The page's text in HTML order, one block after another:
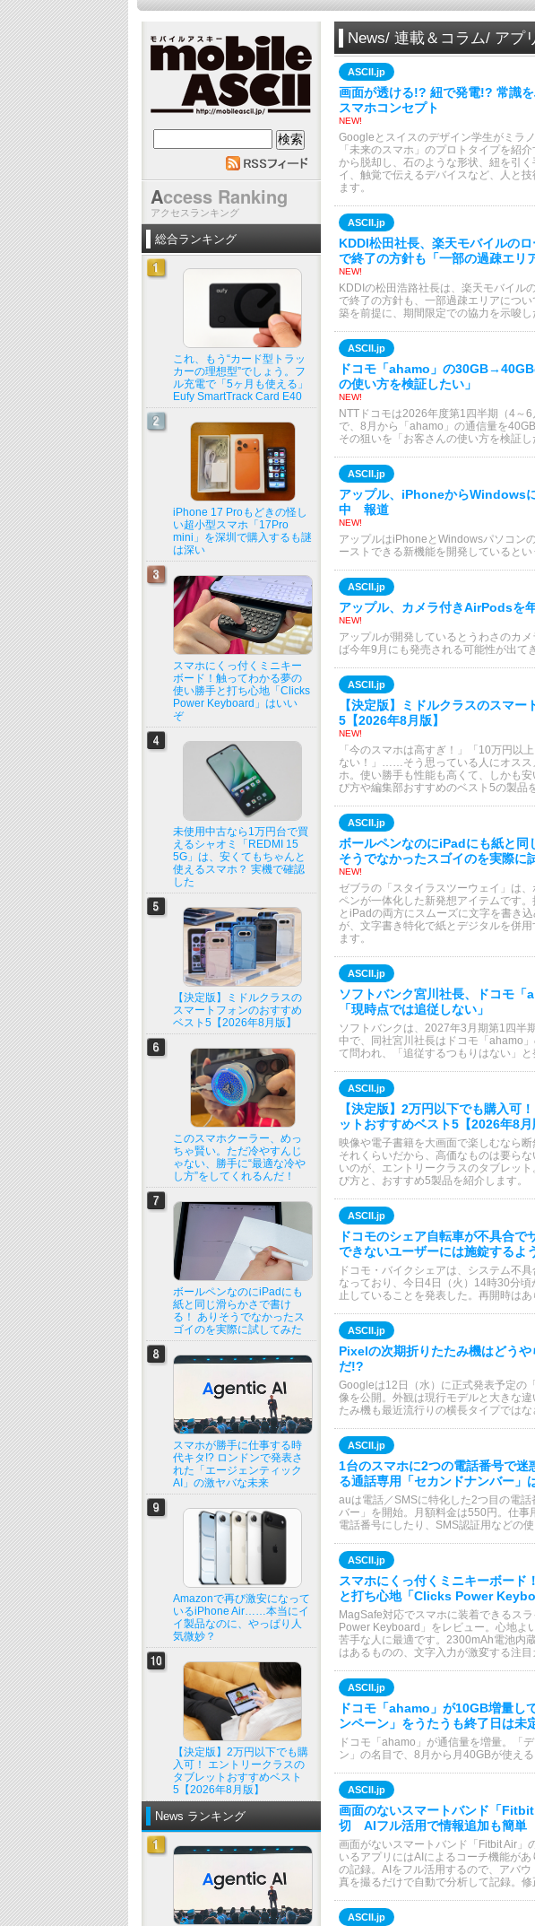
News/ 連載＆コラム/ アプ
ASCII.jp
画面が透ける!? 紐で発電!? 常識
スマホコンセプト
NEW!
Googleとスイスのデザイン学生がミラ
「未来のスマホ」のプロトタイプを紹
から脱却し、石のような形状、紐を引
イ、触覚で伝えるデバイスなど、人と
ます。
ASCII.jp
KDDI松田社長、楽天モバイルの
で終了の方針も「一部の過疎エリ
NEW!
KDDIの松田浩路社長は、楽天モバイル
で終了の方針も、一部過疎エリアにつ
築を前提に、期間限定での協力を示唆し
ASCII.jp
ドコモ「ahamo」の
の使い方を検証したい」
NEW!
NTTドコモは2026年度第1四半期（4～
で、8月から「ahamo」の通信量を
その狙いを「お客さんの使い方を検証し
ASCII.jp
アップル、iPhoneからWindows
中 報道
NEW!
アップルはiPhoneとWindowsパソコン
ーストできる新機能を開発しているとい
ASCII.jp
アップル、カメラ付きAirPodsを
NEW!
アップルが開発しているとうわさのカ
ば今年9月にも発売される可能性が出て
ASCII.jp
【決定版】ミドルクラスのスマー
5【2026年8月版】
NEW!
「今のスマホは高すぎ！」「10万円以
ない！」……そう思っている人にオスス
ホ。使い勝手も性能も高くて、しかも
び方や編集部おすすめのベスト5の製品
ASCII.jp
ボールペンなのにiPadにも紙と同
そうでなかったスゴイのを実際に
NEW!
ゼブラの「スタイラスツーウェイ」は
ペンが一体化した新発想アイテムです
とiPadの両方にスムーズに文字を書き
が、文字書き特化で紙とデジタルを併
ます。
ASCII.jp
ソフトバンク宮川社長、ドコモ「
「現時点では追従しない」
ソフトバンクは、2027年3月期第1四半
中で、同社宮川社長はドコモ「ahamo
て問われ、「追従するつもりはない」と
ASCII.jp
【決定版】2万円以下でも購入可
ットおすすめベスト5【2026年8月
映像や電子書籍を大画面で楽しむなら
それくらいだから、高価なものは要ら
いのが、エントリークラスのタブレッ
び方と、おすすめ5製品を紹介します。
ASCII.jp
ドコモのシェア自転車が不具合
できないユーザーには施錠する
ドコモ・バイクシェアは、システム不
なっており、今日4日（火）14時30分
止していることを発表した。再開時はあ
ASCII.jp
Pixelの次期折りたたみ機はどうや
だ!?
Googleは12日（水）に正式発表予定の
像を公開。外観は現行モデルと大きな
たみ機も最近流行りの横長タイプではな
ASCII.jp
1台のスマホに2つの電話番号で
る通話専用「セカンドナンバー」
auは電話／SMSに特化した2つ目の電
バー」を開始。月額料金は550円。仕事
電話番号にしたり、SMS認証用などの使
ASCII.jp
スマホにくっ付くミニキーボード
と打ち心地「Clicks Power
MagSafe対応でスマホに装着できるス
Power Keyboard」をレビュー。心地よ
苦手な人に最適です。2300mAh電池内
はあるものの、文字入力が激変する注目
ASCII.jp
ドコモ「ahamo」が10GB増量し
ンペーン」をうたうも終了日は未
ドコモ「ahamo」が通信量を増量。「
ン」の名目で、8月から月40GBが使える
ASCII.jp
画面のないスマートバンド「
切 AIフル活用で情報追加も簡単
画面がないスマートバンド「Fitbit Air」
いるアプリにはAIによるコーチ機能が
の記録。AIをフル活用するので、アバ
真を撮るだけで自動で分析して記録。修
ASCII.jp
mobile ASCII
Access Ranking
アクセスランキング
総合ランキング
これ、もう“カード型トラッ
カーの理想型”でしょう。フ
ル充電で「5ヶ月も使える」
Eufy SmartTrack Card E40
iPhone 17 Proもどきの怪し
い超小型スマホ「17Pro
mini」を深圳で購入するも謎
は深い
スマホにくっ付くミニキー
ボード！触ってわかる夢の
使い勝手と打ち心地「Clicks
Power Keyboard」はいい
ぞ
未使用中古なら1万円台で買
えるシャオミ「REDMI 15
5G」は、安くてもちゃんと
使えるスマホ？ 実機で確認
した
【決定版】ミドルクラスの
スマートフォンのおすすめ
ベスト5【2026年8月版】
このスマホクーラー、めっ
ちゃ賢い。ただ冷やすんじ
ゃない、勝手に“最適な冷や
し方”をしてくれるんだ！
ボールペンなのにiPadにも
紙と同じ滑らかさで書け
る！ ありそうでなかったス
ゴイのを実際に試してみた
スマホが勝手に仕事する時
代キタ!? ロンドンで発表さ
れた「エージェンティック
AI」の激ヤバな未来
Amazonで再び激安になって
いるiPhone Air……本当にイ
イ製品なのに、やっぱり人
気微妙？
【決定版】2万円以下でも購
入可！ エントリークラスの
タブレットおすすめベスト
5【2026年8月版】
News ランキング